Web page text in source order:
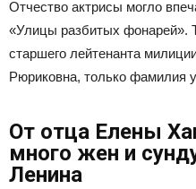
Отчество актрисы могло
«Улицы разбитых фонарей».
старшего лейтенанта
Рюриковна, только фамилия
От отца Елены
много жен и
Ленина